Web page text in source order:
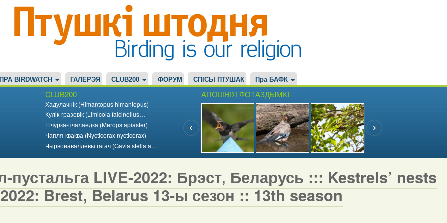
ПРА BIRDWATCH ГАЛЕРЭЯ CLUB200 ФОРУМ СПІСЫ ПТУШАК Пра БАФК
CLUB200
Хадулачнік (Himantopus himantopus)
Кулік-гразевік (Limicola falcinellus…
Шчурка-пчалаедка (Merops apiaster)
Чапля-кваква (Nycticorax nycticorax)
Чырвонаваллёвы гагач (Gavia stellata…
АПОШНІЯ ФОТАЗДЫМКІ
пустальга LIVE-2022: Брэст, Беларусь ::: Kestrels’ nests
Brest, Belarus 13-ы сезон :: 13th season